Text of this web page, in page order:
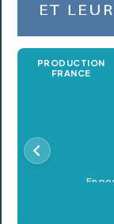
PRODUCTION
FRANCE
En